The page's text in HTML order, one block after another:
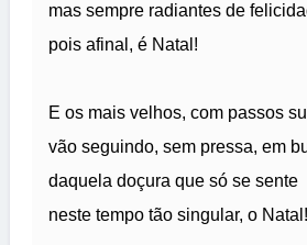
mas sempre radiantes de
pois afinal, é Natal!
E os mais velhos, com passos
vão seguindo, sem pressa, em
daquela doçura que só se sente
neste tempo tão singular, o Natal!